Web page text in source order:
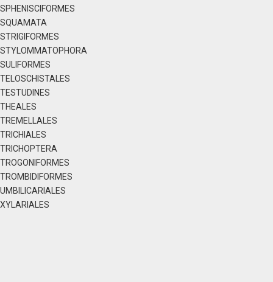
SPHENISCIFORMES
SQUAMATA
STRIGIFORMES
STYLOMMATOPHORA
SULIFORMES
TELOSCHISTALES
TESTUDINES
THEALES
TREMELLALES
TRICHIALES
TRICHOPTERA
TROGONIFORMES
TROMBIDIFORMES
UMBILICARIALES
XYLARIALES